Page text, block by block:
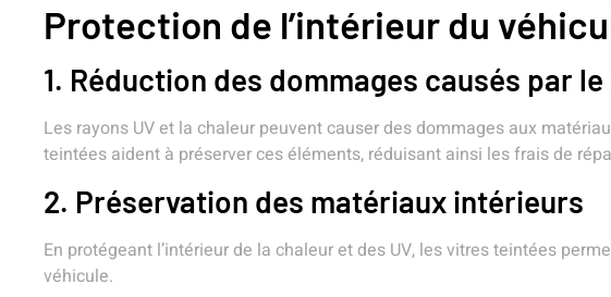
Protection de l’intérieur du
1. Réduction des dommages causés par
Les rayons UV et la chaleur peuvent causer des dommages aux
teintées aident à préserver ces éléments, réduisant ainsi les frais de
2. Préservation des matériaux intérieurs
En protégeant l’intérieur de la chaleur et des UV, les vitres teintées
véhicule.